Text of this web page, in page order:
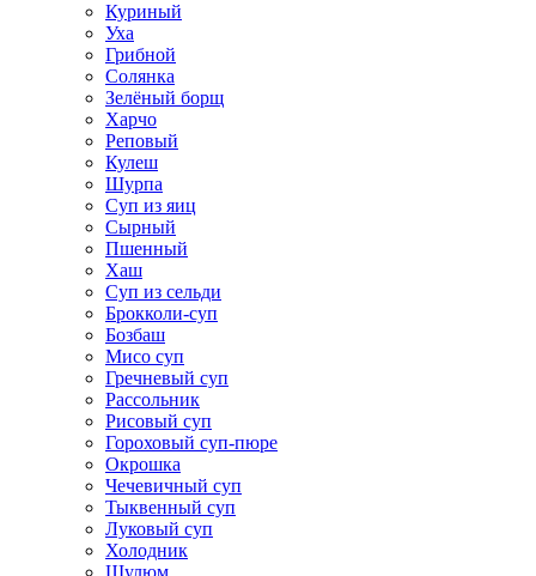
Куриный
Уха
Грибной
Солянка
Зелёный борщ
Харчо
Реповый
Кулеш
Шурпа
Суп из яиц
Сырный
Пшенный
Хаш
Суп из сельди
Брокколи-суп
Бозбаш
Мисо суп
Гречневый суп
Рассольник
Рисовый суп
Гороховый суп-пюре
Окрошка
Чечевичный суп
Тыквенный суп
Луковый суп
Холодник
Шулюм